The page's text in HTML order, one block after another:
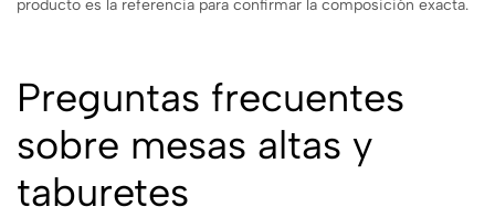
producto es la referencia para confirmar la composición exacta.
Preguntas frecuentes
sobre mesas altas y
taburetes